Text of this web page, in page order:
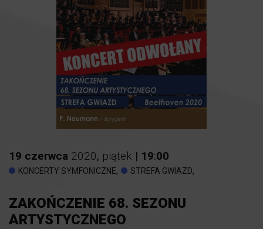
19 czerwca 2020, piątek | 19:00
KONCERTY SYMFONICZNE, STREFA GWIAZD,
ZAKOŃCZENIE 68. SEZONU
ARTYSTYCZNEGO